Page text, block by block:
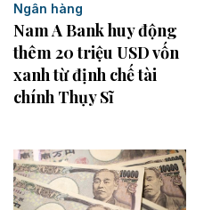
Ngân hàng
Nam A Bank huy động
thêm 20 triệu USD vốn
xanh từ định chế tài
chính Thụy Sĩ